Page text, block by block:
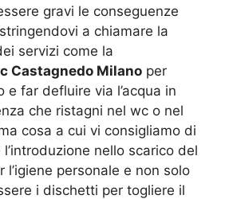
gravi le conseguenze
a chiamare la
servizi come la
Castagnedo Milano per
e far defluire via l’acqua in
che ristagni nel wc o nel
cosa a cui vi consigliamo di
nello scarico del
personale e non solo
i dischetti per togliere il